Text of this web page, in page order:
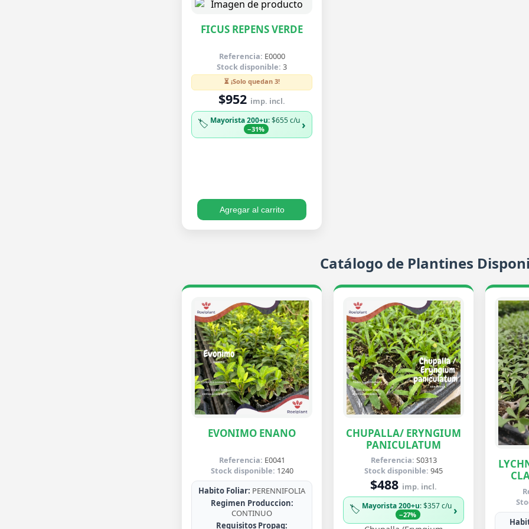
FICUS REPENS VERDE
Referencia: E0000
Stock disponible: 3
⏳ ¡Solo quedan 3!
$952 imp. incl.
🏷️ Mayorista 200+u: $655 c/u
−31% ›
Agregar al carrito
Catálogo de Plantines
EVONIMO ENANO
Referencia: E0041
Stock disponible: 1240
Habito Foliar: PERENNIFOLIA
Regimen Produccion:
CONTINUO
Requisitos Propag:
CHUPALLA/ ERYNGIUM
PANICULATUM
Referencia: S0313
Stock disponible: 945
$488 imp. incl.
🏷️ Mayorista 200+u: $357 c/u
−27% ›